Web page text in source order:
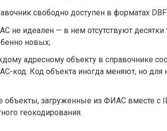
свободно доступен в форматах
не идеален — в нем отсутствуют
новых;
адресному объекту в справочнике
код. Код объекта иногда меняют, но для
объекты, загруженные из ФИАС вместе с
геокодирования.